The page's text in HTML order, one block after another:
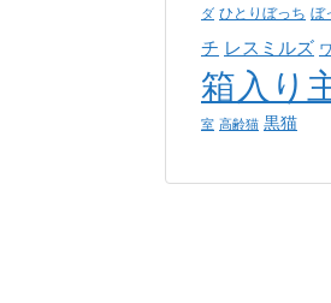
ダ ひとりぼっち ぼ
チ レスミルズ
箱入り
室 高齢猫 黒猫